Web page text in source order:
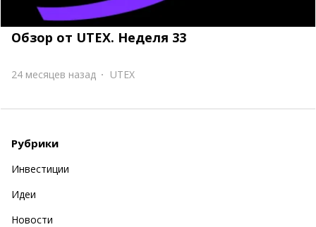
Обзор от UTEX. Неделя 33
24 месяцев назад UTEX
Рубрики
Инвестиции
Идеи
Новости